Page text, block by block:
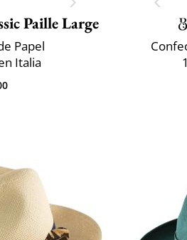
Paille Large
Papel
Italia